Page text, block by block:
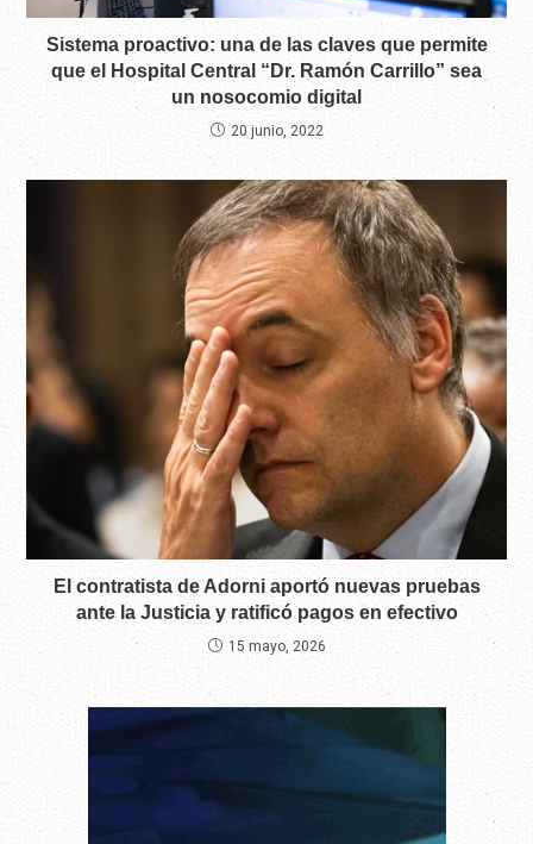
Sistema proactivo: una de las claves que permite
que el Hospital Central “Dr. Ramón Carrillo” sea
un nosocomio digital
20 junio, 2022
El contratista de Adorni aportó nuevas pruebas
ante la Justicia y ratificó pagos en efectivo
15 mayo, 2026